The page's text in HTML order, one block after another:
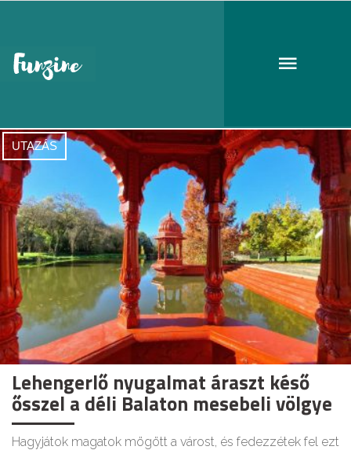
Somogyvámos
UTAZÁS
Lehengerlő nyugalmat áraszt késő
ősszel a déli Balaton mesebeli völgye
Hagyjátok magatok mögött a várost, és fedezzétek fel ezt